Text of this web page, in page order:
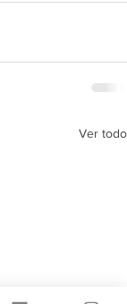
Ver todo